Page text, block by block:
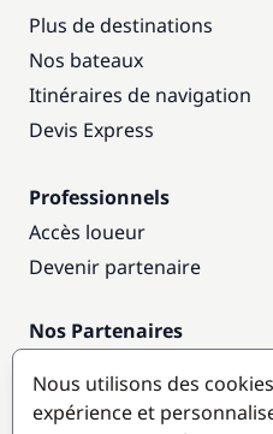
Plus de destinations
Nos bateaux
Itinéraires de navigation
Devis Express
Professionnels
Accès loueur
Devenir partenaire
Nos Partenaires
Nous utilisons des
expérience et